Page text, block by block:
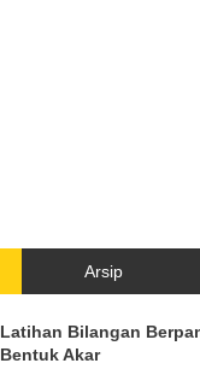
Arsip
Latihan Bilangan
Bentuk Akar